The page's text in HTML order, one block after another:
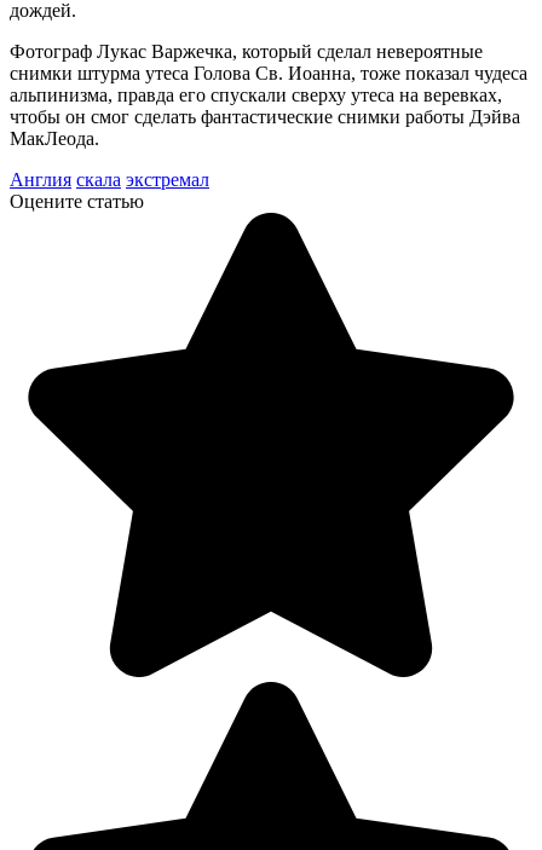
дождей.
Фотограф Лукас Варжечка, который сделал невероятные
снимки штурма утеса Голова Св. Иоанна, тоже показал чудеса
альпинизма, правда его спускали сверху утеса на веревках,
чтобы он смог сделать фантастические снимки работы Дэйва
МакЛеода.
Англия скала экстремал
Оцените статью